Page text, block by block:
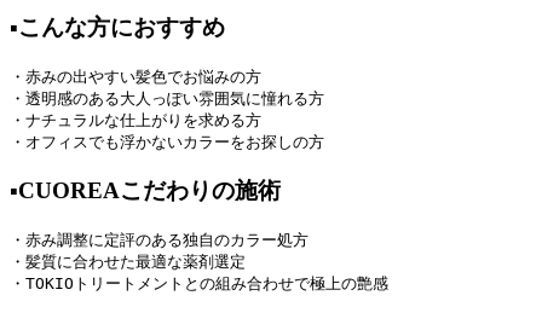
▪️こんな方におすすめ
・赤みの出やすい髪色でお悩みの方
・透明感のある大人っぽい雰囲気に憧れる方
・ナチュラルな仕上がりを求める方
・オフィスでも浮かないカラーをお探しの方
▪️CUOREAこだわりの施術
・赤み調整に定評のある独自のカラー処方
・髪質に合わせた最適な薬剤選定
・TOKIOトリートメントとの組み合わせで極上の艶感